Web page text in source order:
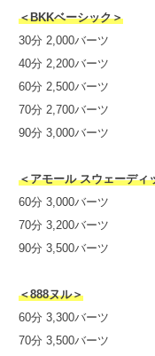
＜BKKベーシック＞
30分 2,000バーツ
40分 2,200バーツ
60分 2,500バーツ
70分 2,700バーツ
90分 3,000バーツ
＜アモール スウェーディ
60分 3,000バーツ
70分 3,200バーツ
90分 3,500バーツ
＜888ヌル＞
60分 3,300バーツ
70分 3,500バーツ